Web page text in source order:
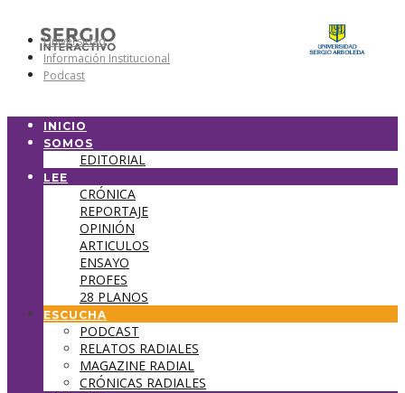
Universidad
Información Institucional
Podcast
INICIO
SOMOS
EDITORIAL
LEE
CRÓNICA
REPORTAJE
OPINIÓN
ARTICULOS
ENSAYO
PROFES
28 PLANOS
ESCUCHA
PODCAST
RELATOS RADIALES
MAGAZINE RADIAL
CRÓNICAS RADIALES